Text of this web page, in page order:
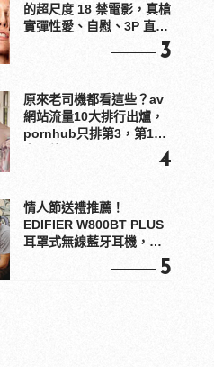
的超尺度 18 禁電影，真槍
實彈性愛、自慰、3P 直接
3
原來老司機都看這些？av
網站流量10大排行出爐，
pornhub只排第3，第1名
4
情人節送禮推薦！
EDIFIER W800BT PLUS
耳罩式無線藍牙耳機，在
5